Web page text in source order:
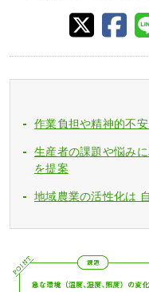
作業負担や精神的不
生産者の課題や悩み
を提案
地域農業の活性化は